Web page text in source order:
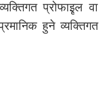
प्रोफाइृल वा
हुने व्यक्तिगत